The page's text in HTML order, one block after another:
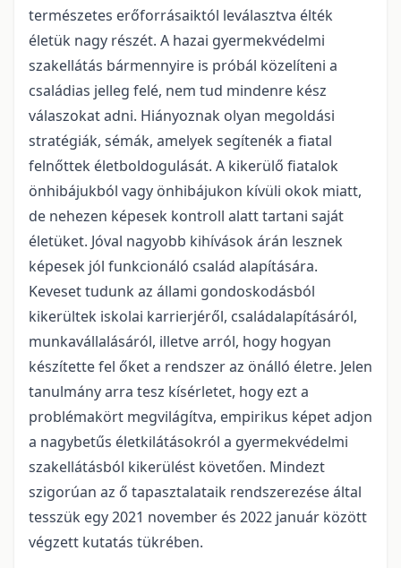
természetes erőforrásaiktól leválasztva élték
életük nagy részét. A hazai gyermekvédelmi
szakellátás bármennyire is próbál közelíteni a
családias jelleg felé, nem tud mindenre kész
válaszokat adni. Hiányoznak olyan megoldási
stratégiák, sémák, amelyek segítenék a fiatal
felnőttek életboldogulását. A kikerülő fiatalok
önhibájukból vagy önhibájukon kívüli okok miatt,
de nehezen képesek kontroll alatt tartani saját
életüket. Jóval nagyobb kihívások árán lesznek
képesek jól funkcionáló család alapítására.
Keveset tudunk az állami gondoskodásból
kikerültek iskolai karrierjéről, családalapításáról,
munkavállalásáról, illetve arról, hogy hogyan
készítette fel őket a rendszer az önálló életre. Jelen
tanulmány arra tesz kísérletet, hogy ezt a
problémakört megvilágítva, empirikus képet adjon
a nagybetűs életkilátásokról a gyermekvédelmi
szakellátásból kikerülést követően. Mindezt
szigorúan az ő tapasztalataik rendszerezése által
tesszük egy 2021 november és 2022 január között
végzett kutatás tükrében.